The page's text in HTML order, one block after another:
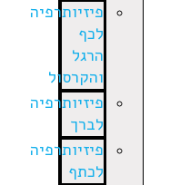
פיזיותרפיה
לכף
הרגל
והקרסול
פיזיותרפיה
לברך
פיזיותרפיה
לכתף